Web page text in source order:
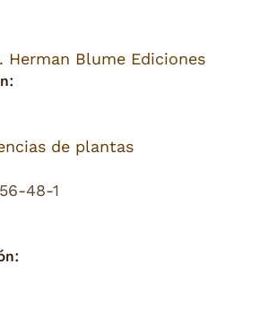
Herman Blume Ediciones
de plantas
48-1